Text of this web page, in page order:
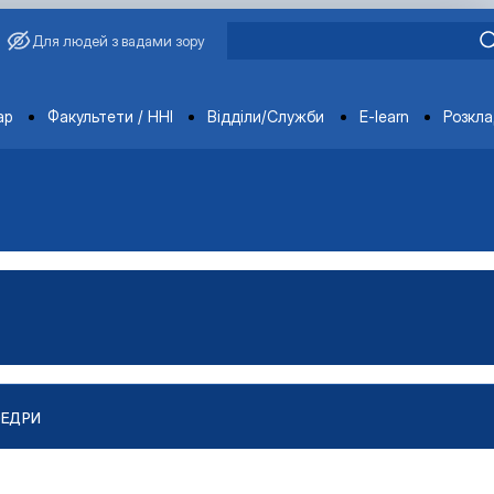
Для людей з вадами зору
Факультети / ННІ Відділи/Служби E-learn